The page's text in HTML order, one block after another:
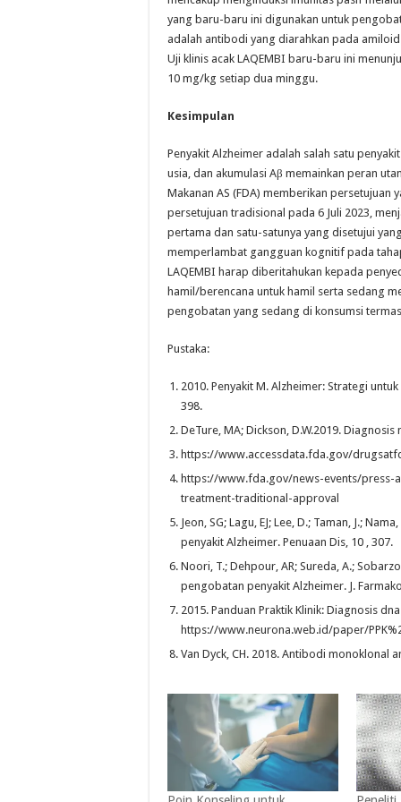
yang baru-baru ini digunakan untuk
adalah antibodi yang diarahkan pada
Uji klinis acak LAQEMBI baru-baru ini
10 mg/kg setiap dua minggu.
Kesimpulan
Penyakit Alzheimer adalah salah satu
usia, dan akumulasi Aβ memainkan peran
Makanan AS (FDA) memberikan persetujuan
persetujuan tradisional pada 6 Juli 2023,
pertama dan satu-satunya yang disetujui
memperlambat gangguan kognitif pada
LAQEMBI harap diberitahukan kepada
hamil/berencana untuk hamil serta sedang
pengobatan yang sedang di konsumsi
Pustaka:
2010. Penyakit M. Alzheimer: Strategi
398.
DeTure, MA; Dickson, D.W.2019.
https://www.accessdata.fda.gov/
https://www.fda.gov/news-events/press-
treatment-traditional-approval
Jeon, SG; Lagu, EJ; Lee, D.; Taman, J.;
penyakit Alzheimer. Penuaan Dis, 10 , 307.
Noori, T.; Dehpour, AR; Sureda, A.;
pengobatan penyakit Alzheimer. J.
2015. Panduan Praktik Klinik: Diagnosis
https://www.neurona.web.id/paper/
Van Dyck, CH. 2018. Antibodi monoklonal